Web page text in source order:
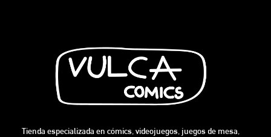
Tienda especializada en cómics, videojuegos, juegos de mesa,